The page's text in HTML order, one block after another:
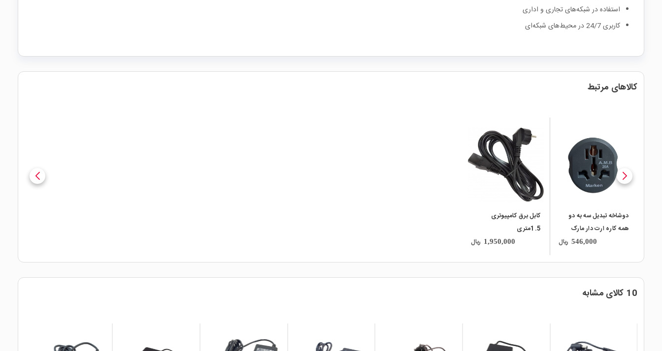
استفاده در شبکه‌های تجاری و اداری
کاربری 24/7 در محیط‌های شبکه‌ای
کالاهای مرتبط
دوشاخه تبدیل سه به دو
همه کاره ارت دار مارک
546,000 ریال
کابل برق کامپیوتری
1.5متری
1,950,000 ریال
10 کالای مشابه